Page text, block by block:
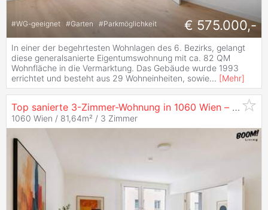
#WG-geeignet #Garten #Parkmöglichkeit € 575.000,-
In einer der begehrtesten Wohnlagen des 6. Bezirks, gelangt
diese generalsanierte Eigentumswohnung mit ca. 82 QM
Wohnfläche in die Vermarktung. Das Gebäude wurde 1993
errichtet und besteht aus 29 Wohneinheiten, sowie... [Mehr]
Top sanierte 3-Zimmer-Wohnung in 1060 Wien – inkl. STELLPLATZ IM HAUS
1060 Wien / 81,64m² / 3 Zimmer